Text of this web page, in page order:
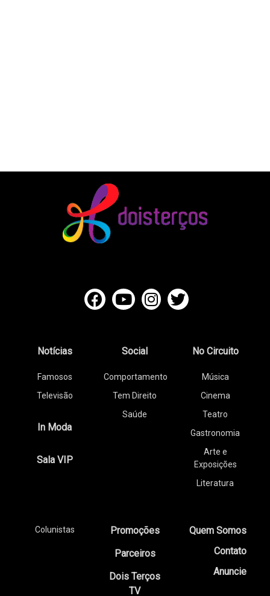
Notícias
Famosos
Televisão
In Moda
Sala VIP
Social
Comportamento
Tem Direito
Saúde
No Circuito
Música
Cinema
Teatro
Gastronomia
Arte e
Exposições
Literatura
Colunistas
Promoções
Parceiros
Dois Terços
TV
Quem Somos
Contato
Anuncie